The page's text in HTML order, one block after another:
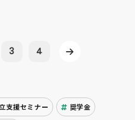
3 4
支援セミナー 奨学金